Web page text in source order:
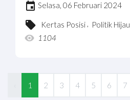
Selasa, 06 Februari 2024
Kertas Posisi , Politik Hijau
1104
1 2 3 4 5 6 7